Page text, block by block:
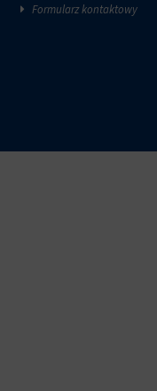
Formularz kontaktowy